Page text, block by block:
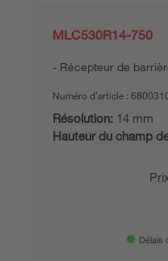
MLC530R14-750
Récepteur de
Numéro d’article :
Résolution: 14 mm
Hauteur du champ
Délais